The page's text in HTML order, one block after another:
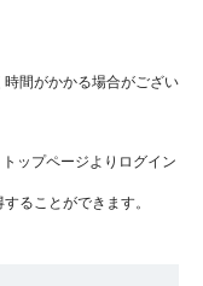
間がかかる場合がござい
ップページよりログイン
ることができます。